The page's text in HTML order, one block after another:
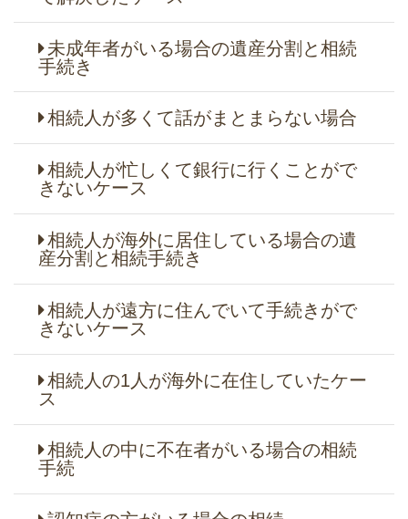
未成年者がいる場合の遺産分割と相続
手続き
相続人が多くて話がまとまらない場合
相続人が忙しくて銀行に行くことがで
きないケース
相続人が海外に居住している場合の遺
産分割と相続手続き
相続人が遠方に住んでいて手続きがで
きないケース
相続人の1人が海外に在住していたケー
ス
相続人の中に不在者がいる場合の相続
手続